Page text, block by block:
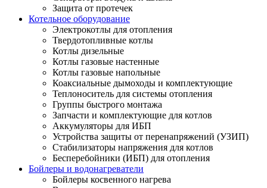
Защита от протечек
Котельное оборудование
Электрокотлы для отопления
Твердотопливные котлы
Котлы дизельные
Котлы газовые настенные
Котлы газовые напольные
Коаксиальные дымоходы и комплектующие
Теплоноситель для системы отопления
Группы быстрого монтажа
Запчасти и комплектующие для котлов
Аккумуляторы для ИБП
Устройства защиты от перенапряжений (УЗИП)
Стабилизаторы напряжения для котлов
Бесперебойники (ИБП) для отопления
Бойлеры и водонагреватели
Бойлеры косвенного нагрева